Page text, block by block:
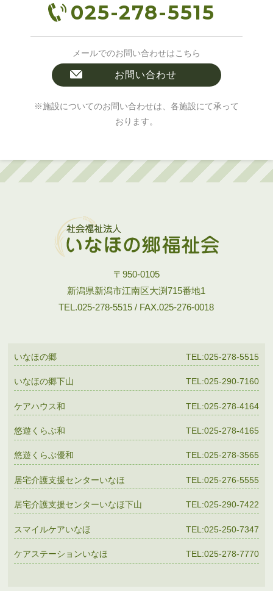
025-278-5515
メールでのお問い合わせはこちら
お問い合わせ
※施設についてのお問い合わせは、各施設にて承って
おります。
〒950-0105
新潟県新潟市江南区大渕715番地1
TEL.025-278-5515 / FAX.025-276-0018
いなほの郷 TEL:025-278-5515
いなほの郷下山 TEL:025-290-7160
ケアハウス和 TEL:025-278-4164
悠遊くらぶ和 TEL:025-278-4165
悠遊くらぶ優和 TEL:025-278-3565
居宅介護支援センターいなほ TEL:025-276-5555
居宅介護支援センターいなほ下山 TEL:025-290-7422
スマイルケアいなほ TEL:025-250-7347
ケアステーションいなほ TEL:025-278-7770